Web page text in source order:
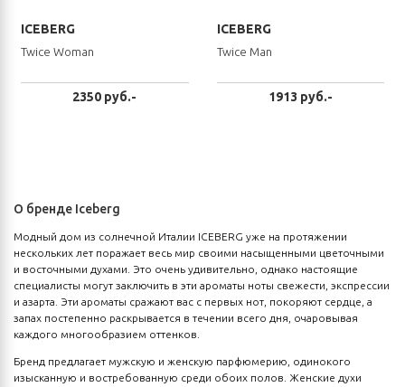
ICEBERG
Twice Woman
2350 руб.-
ICEBERG
Twice Man
1913 руб.-
О бренде Iceberg
Модный дом из солнечной Италии ICEBERG уже на протяжении
нескольких лет поражает весь мир своими насыщенными цветочными
и восточными духами. Это очень удивительно, однако настоящие
специалисты могут заключить в эти ароматы ноты свежести, экспрессии
и азарта. Эти ароматы сражают вас с первых нот, покоряют сердце, а
запах постепенно раскрывается в течении всего дня, очаровывая
каждого многообразием оттенков.
Бренд предлагает мужскую и женскую парфюмерию, одинокого
изысканную и востребованную среди обоих полов. Женские духи